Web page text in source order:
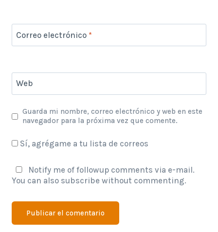
Correo electrónico *
Web
Guarda mi nombre, correo electrónico y web en este
navegador para la próxima vez que comente.
Sí, agrégame a tu lista de correos
Notify me of followup comments via e-mail.
You can also subscribe without commenting.